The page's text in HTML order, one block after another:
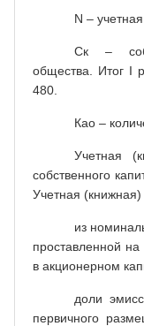
N –
Ск –
общества. Итог I
480.
Као –
Учетная
собственного
Учетная
из
проставленной
в акционерном
доли
первичного